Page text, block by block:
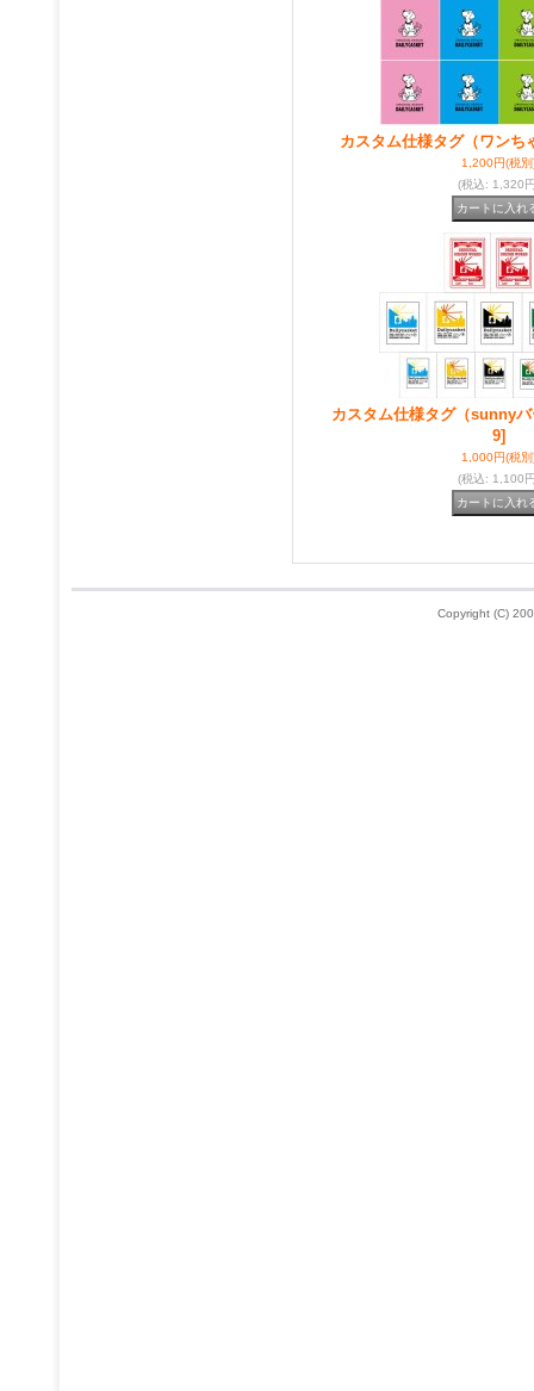
カスタム仕様タグ（ワンち
1,200円(税別
(税込: 1,320
カスタム仕様タグ（sunny
9]
1,000円(税別
(税込: 1,100
Copyright (C)